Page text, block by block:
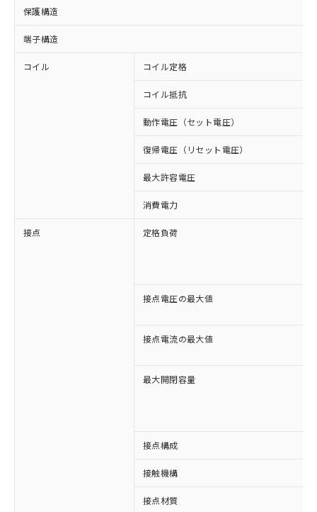
保護構造
端子構造
コイル コイル定格
コイル抵抗
動作電圧（セット電圧）
復帰電圧（リセット電圧）
最大許容電圧
消費電力
接点 定格負荷
接点電圧の最大値
接点電流の最大値
最大開閉容量
接点構成
接触機構
接点材質
非含有に対応した製品が提供可能な商品で